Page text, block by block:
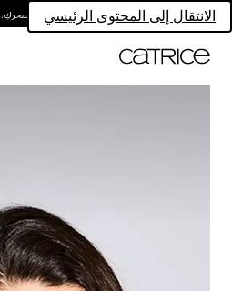
الانتقال إلى المحتوى الرئيسيامتلكي سحركِ.